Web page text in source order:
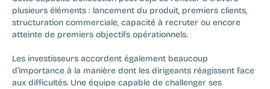
plusieurs éléments : lancement du produit, premiers clients,
structuration commerciale, capacité à recruter ou encore
atteinte de premiers objectifs opérationnels.
Les investisseurs accordent également beaucoup
d’importance à la manière dont les dirigeants réagissent face
aux difficultés. Une équipe capable de challenger ses